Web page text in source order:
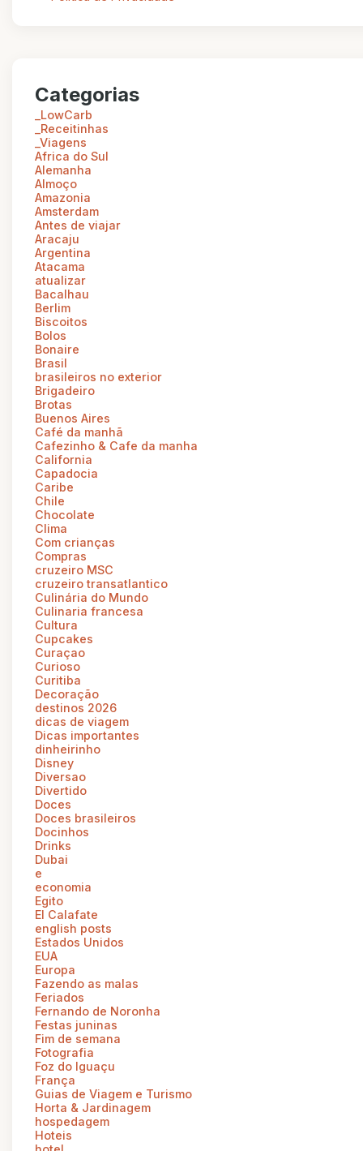
Categorias
_LowCarb
_Receitinhas
_Viagens
Africa do Sul
Alemanha
Almoço
Amazonia
Amsterdam
Antes de viajar
Aracaju
Argentina
Atacama
atualizar
Bacalhau
Berlim
Biscoitos
Bolos
Bonaire
Brasil
brasileiros no exterior
Brigadeiro
Brotas
Buenos Aires
Café da manhã
Cafezinho & Cafe da manha
California
Capadocia
Caribe
Chile
Chocolate
Clima
Com crianças
Compras
cruzeiro MSC
cruzeiro transatlantico
Culinária do Mundo
Culinaria francesa
Cultura
Cupcakes
Curaçao
Curioso
Curitiba
Decoração
destinos 2026
dicas de viagem
Dicas importantes
dinheirinho
Disney
Diversao
Divertido
Doces
Doces brasileiros
Docinhos
Drinks
Dubai
e
economia
Egito
El Calafate
english posts
Estados Unidos
EUA
Europa
Fazendo as malas
Feriados
Fernando de Noronha
Festas juninas
Fim de semana
Fotografia
Foz do Iguaçu
França
Guias de Viagem e Turismo
Horta & Jardinagem
hospedagem
Hoteis